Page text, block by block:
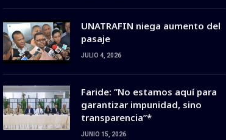
UNATRAFIN niega aumento del
pasaje
JULIO 4, 2026
Faride: ”No estamos aquí para
garantizar impunidad, sino
transparencia”*
JUNIO 15, 2026